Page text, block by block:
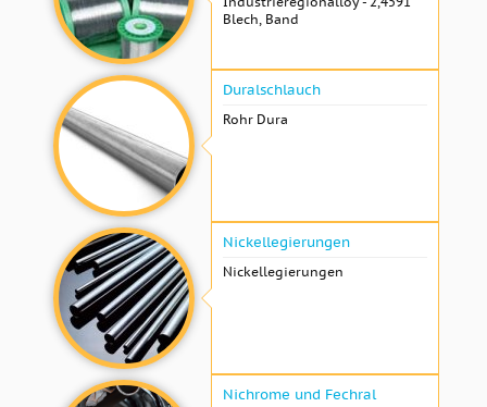
Blech, Band
Duralschlauch
Rohr Dura
Nickellegierungen
Nickellegierungen
Nichrome und Fechral